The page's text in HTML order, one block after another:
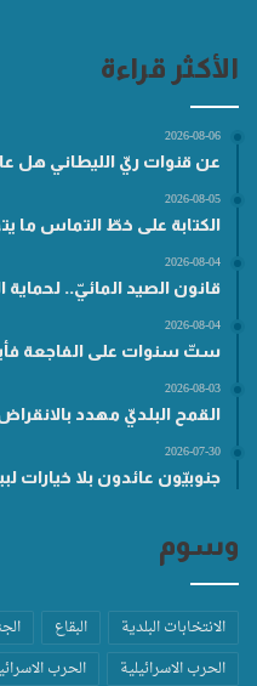
الأكثر قراءة
2026-08-06
عن قنوات ريّ الليطاني هل
2026-08-05
الكتابة على خطّ التماس ما
2026-08-04
قانون الصيد المائيّ.. لحماية
2026-08-04
ستّ سنوات على الفاجعة
2026-08-03
القمح البلديّ مهدد
2026-07-30
جنوبيّون عائدون بلا
وسوم
الانتخابات البلدية البقاع
الحرب الاسرائيلية
الحرب